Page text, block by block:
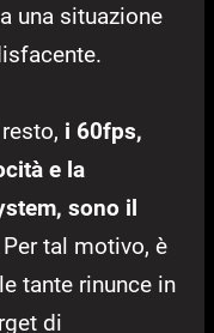
una situazione
i 60fps,
e la
sono il
Per tal motivo, è
tante rinunce in
di